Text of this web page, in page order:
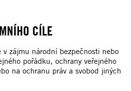
CÍLE
v zájmu národní bezpečnosti nebo
pořádku, ochrany veřejného
na ochranu práv a svobod jiných